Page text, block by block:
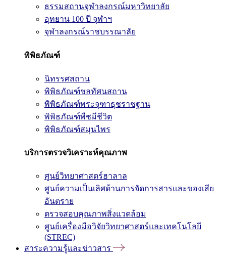
ธรรมสถานจุฬาลงกรณ์มหาวิทยาลัย
อุทยาน 100 ปี จุฬาฯ
จุฬาลงกรณ์ราชบรรณาลัย
พิพิธภัณฑ์
นิทรรศสถาน
พิพิธภัณฑ์ชลทัศนสถาน
พิพิธภัณฑ์พระจุฑาธุชราชฐาน
พิพิธภัณฑ์พืชมีชีวิต
พิพิธภัณฑ์สมุนไพร
บริการตรวจวิเคราะห์คุณภาพ
ศูนย์วิทยาศาสตร์ฮาลาล
ศูนย์ความเป็นเลิศด้านการจัดการสารและของเสีย
อันตราย
ตรวจสอบคุณภาพสิ่งแวดล้อม
ศูนย์เครื่องมือวิจัยวิทยาศาสตร์และเทคโนโลยี
(STREC)
สาระความรู้และข่าวสาร